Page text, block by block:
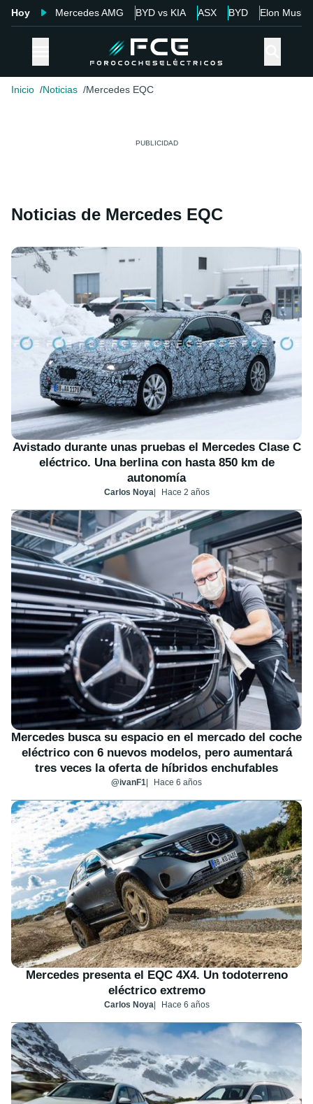
Hoy Mercedes AMG BYD vs KIA ASX BYD Elon Musk
Inicio Noticias Mercedes EQC
Noticias de Mercedes EQC
Avistado durante unas pruebas el Mercedes Clase C
eléctrico. Una berlina con hasta 850 km de
autonomía
Carlos Noya Hace 2 años
Mercedes busca su espacio en el mercado del coche
eléctrico con 6 nuevos modelos, pero aumentará
tres veces la oferta de híbridos enchufables
@ivanF1 Hace 6 años
Mercedes presenta el EQC 4X4. Un todoterreno
eléctrico extremo
Carlos Noya Hace 6 años